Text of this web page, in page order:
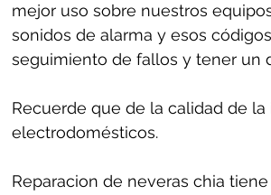
mejor uso sobre nuestros
sonidos de alarma y esos
seguimiento de fallos y tener un
Recuerde que de la calidad de
electrodomésticos.
Reparacion de neveras chia